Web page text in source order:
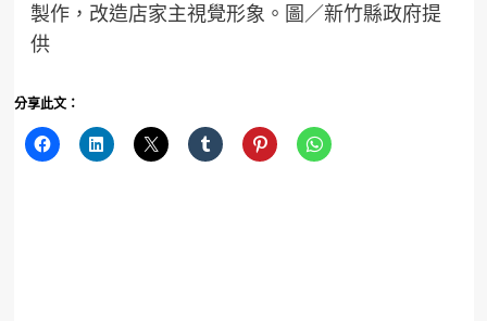
製作，改造店家主視覺形象。圖／新竹縣政府提
供
分享此文：